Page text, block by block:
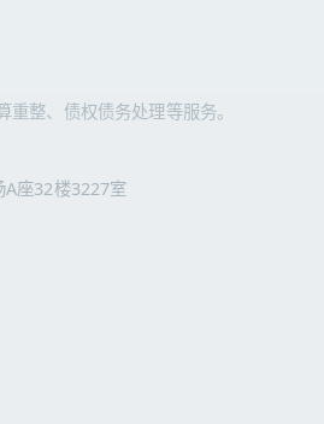
整、债权债务处理等服务。
A座32楼3227室